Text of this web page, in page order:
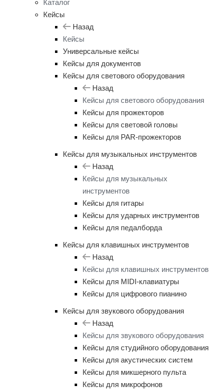
Каталог
Кейсы
Назад
Кейсы
Универсальные кейсы
Кейсы для документов
Кейсы для светового оборудования
Назад
Кейсы для светового оборудования
Кейсы для прожекторов
Кейсы для световой головы
Кейсы для PAR-прожекторов
Кейсы для музыкальных инструментов
Назад
Кейсы для музыкальных
инструментов
Кейсы для гитары
Кейсы для ударных инструментов
Кейсы для педалборда
Кейсы для клавишных инструментов
Назад
Кейсы для клавишных инструментов
Кейсы для MIDI-клавиатуры
Кейсы для цифрового пианино
Кейсы для звукового оборудования
Назад
Кейсы для звукового оборудования
Кейсы для студийного оборудования
Кейсы для акустических систем
Кейсы для микшерного пульта
Кейсы для микрофонов